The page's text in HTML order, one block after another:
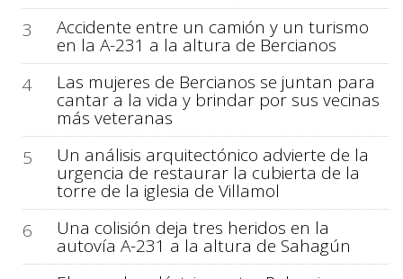
3
Accidente entre un camión y un turismo
en la A-231 a la altura de Bercianos
4
Las mujeres de Bercianos se juntan para
cantar a la vida y brindar por sus vecinas
más veteranas
5
Un análisis arquitectónico advierte de la
urgencia de restaurar la cubierta de la
torre de la iglesia de Villamol
6
Una colisión deja tres heridos en la
autovía A-231 a la altura de Sahagún